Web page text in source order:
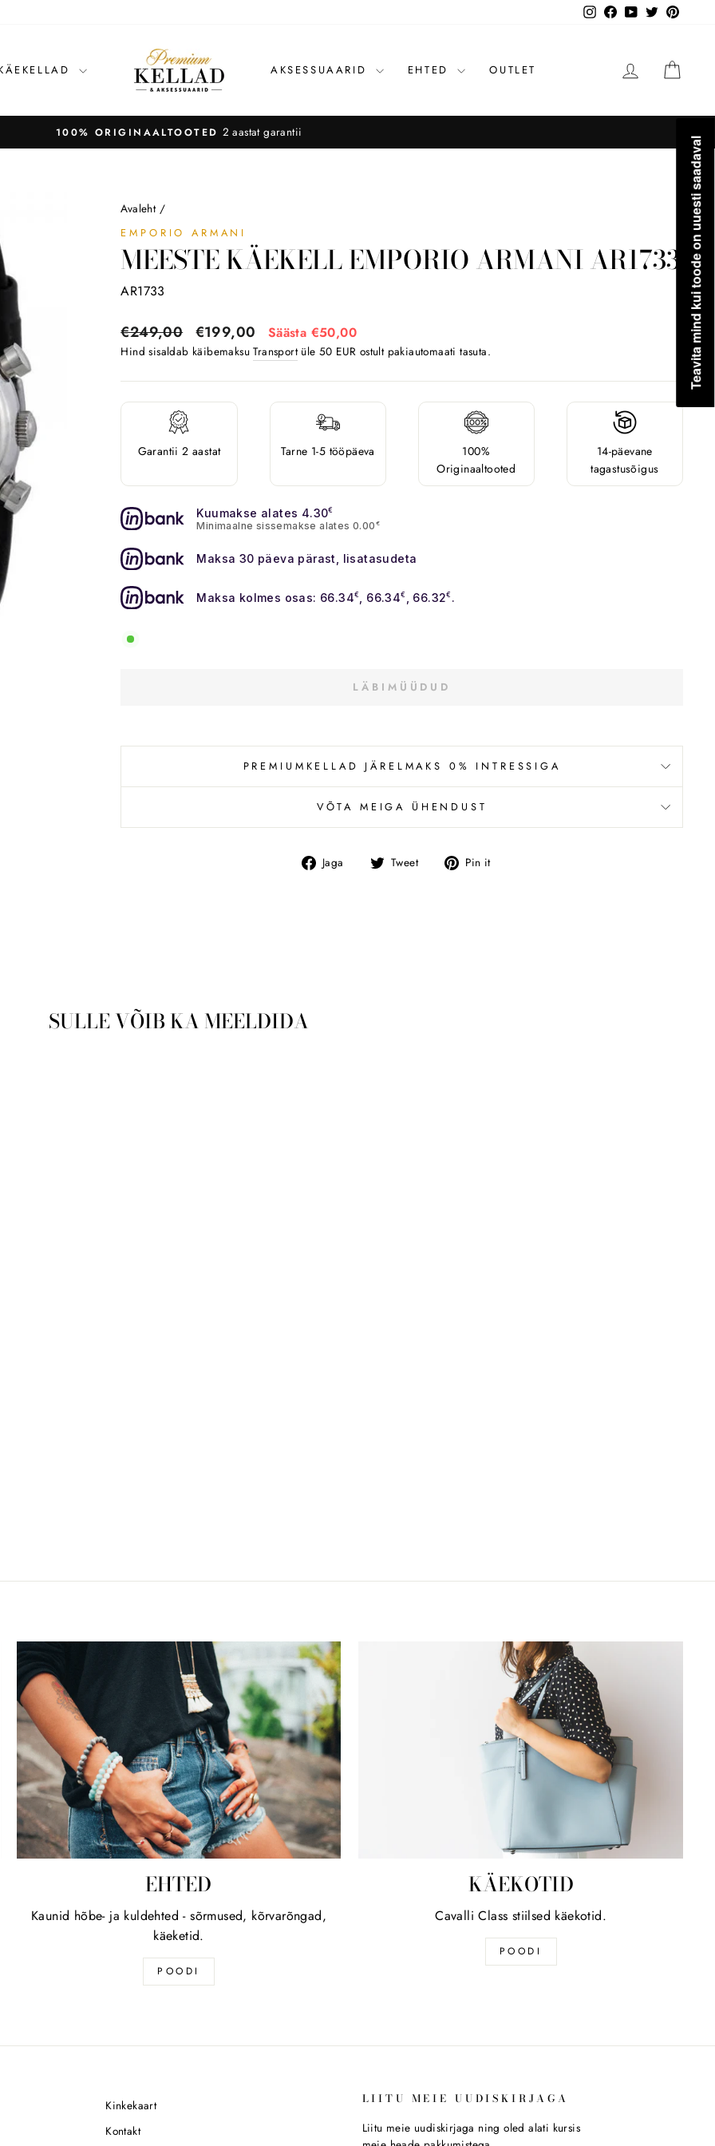
InstagramFacebook
YouTube
Twitter
AKSESSUAARID EHTED OUTLET LOGI SISSE
100% ORIGINAALTOOTED 2 aastat garantii
Avaleht /
EMPORIO ARMANI
MEESTE KÄEKELL EMPORIO ARMANI AR1733
AR1733
Tavahind
€249,00 Soodushind
€199,00 Säästa €50,00
Hind sisaldab käibemaksuTransportüle 50 EUR ostult pakiautomaati tasuta.
Garantii 2 aastat Tarne 1-5 tööpäeva
100%
Originaaltooted
14-päevane
tagastusõigus
Kuumakse alates 4.30€
Minimaalne sissemakse alates 0.00 €
Maksa 30 päeva pärast, lisatasudeta
Maksa kolmes osas: 66.34€ , 66.34€ , 66.32€ .
LÄBIMÜÜDUD
PREMIUMKELLAD JÄRELMAKS 0% INTRESSIGA
VÕTA MEIGA ÜHENDUST
Jaga
Jaga
Tweet Tweet Pin it
SULLE VÕIB KA MEELDIDA
EHTED
Kaunid hõbe- ja kuldehted - sõrmused, kõrvarõngad,
käeketid.
POODI
KÄEKOTID
Cavalli Class stiilsed käekotid.
POODI
Kinkekaart
Kontakt
LIITU MEIE UUDISKIRJAGA
Liitu meie uudiskirjaga ning oled alati kursis
Teavita mind kui toode on uuesti saadaval